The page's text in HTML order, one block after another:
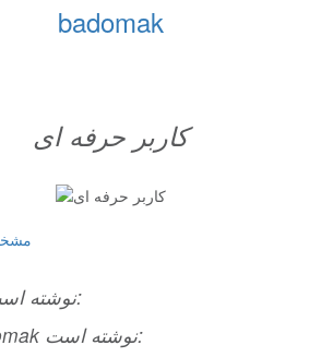
badomak
کاربر حرفه ای
royad نوشته است:
badomak نوشته است: